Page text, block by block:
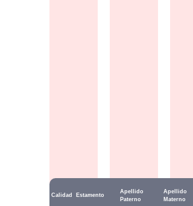
Calidad Estamento
Apellido
Paterno
Apellido
Materno